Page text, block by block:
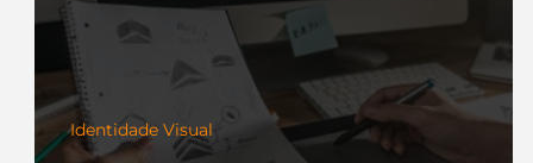
Identidade Visual